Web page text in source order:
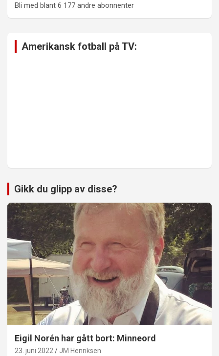
Bli med blant 6 177 andre abonnenter
Amerikansk fotball på TV:
Gikk du glipp av disse?
Eigil Norén har gått bort: Minneord
23. juni 2022 JM Henriksen